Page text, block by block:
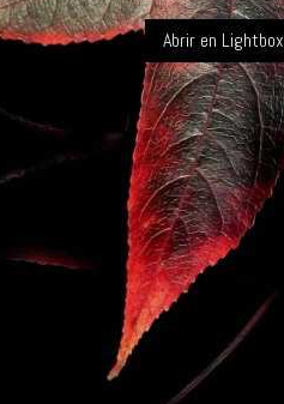
Abrir en Lightbox